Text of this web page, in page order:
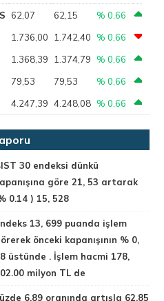
62,07 62,15
% 0,66
1.736,00 1.742,40
% 0,66
1.368,39 1.374,79
% 0,66
79,53 79,53
% 0,66
4.247,39 4.248,08 % 0,66
30 endeksi dünkü
göre 21, 53 artarak
0.14 ) 15, 528
13, 699 puanda işlem
önceki kapanışının % 0,
üstünde . İşlem hacmi 178,
milyon TL de
6.89 oranında artışla 62.85